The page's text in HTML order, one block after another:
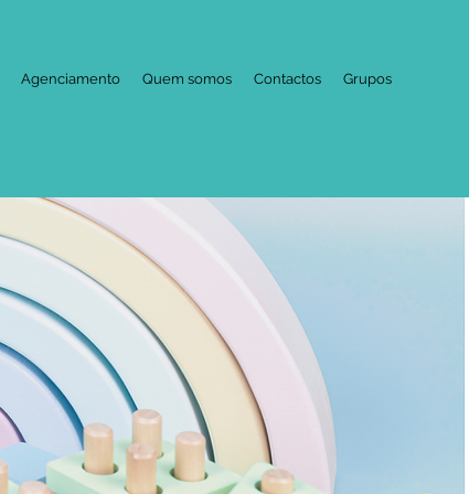
Agenciamento Quem somos Contactos Grupos